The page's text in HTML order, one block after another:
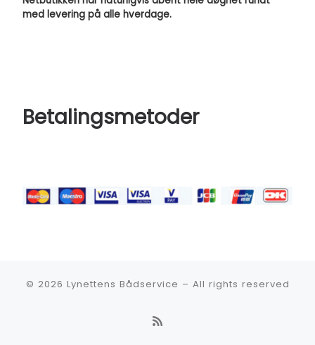
med levering på alle hverdage.
Betalingsmetoder
© 2026 Lynettens Bådservice – All rights reserved